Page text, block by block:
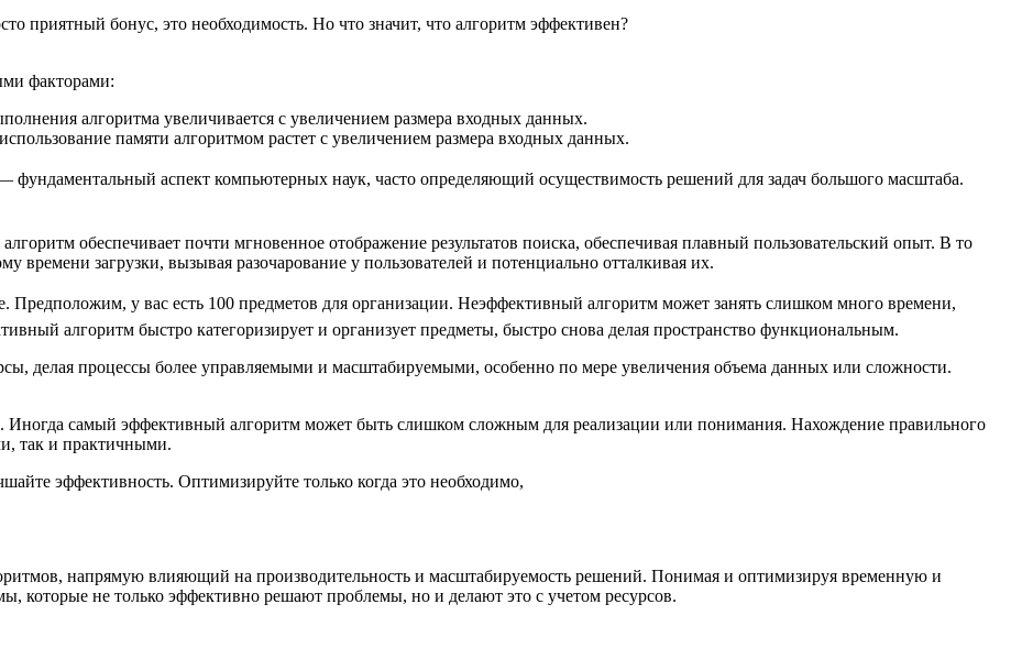
приятный бонус, это необходимость. Но что значит, что алгоритм эффективен?
факторами:
алгоритма увеличивается с увеличением размера входных данных.
памяти алгоритмом растет с увеличением размера входных данных.
фундаментальный аспект компьютерных наук, часто определяющий осуществимость решений для задач большого масштаба.
обеспечивает почти мгновенное отображение результатов поиска, обеспечивая плавный пользовательский опыт. В то
времени загрузки, вызывая разочарование у пользователей и потенциально отталкивая их.
у вас есть 100 предметов для организации. Неэффективный алгоритм может занять слишком много времени,
алгоритм быстро категоризирует и организует предметы, быстро снова делая пространство функциональным.
делая процессы более управляемыми и масштабируемыми, особенно по мере увеличения объема данных или сложности.
Иногда самый эффективный алгоритм может быть слишком сложным для реализации или понимания. Нахождение правильного
так и практичными.
эффективность. Оптимизируйте только когда это необходимо,
напрямую влияющий на производительность и масштабируемость решений. Понимая и оптимизируя временную и
которые не только эффективно решают проблемы, но и делают это с учетом ресурсов.